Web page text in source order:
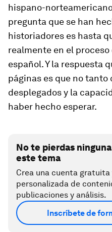
hispano-
pregunta que se han
historiadores es hasta
realmente en el
español. Y la respuesta
páginas es que no tanto
desplegados y la
haber hecho esperar.
No te pierdas
este tema
Crea una cuenta
personalizada de
publicaciones y análisis.
Inscríbete de